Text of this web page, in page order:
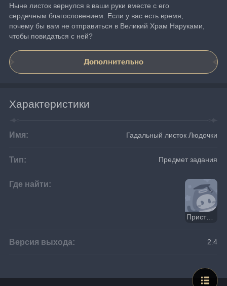
Ныне листок вернулся в ваши руки вместе с его
сердечным благословением. Если у вас есть время,
почему бы вам не отправиться в Великий Храм Наруками,
чтобы повидаться с ней?
Дополнительно
Характеристики
Имя: Гадальный листок Людочки
Тип: Предмет задания
Где найти:
Пристанище одуванчиков
Версия выхода: 2.4